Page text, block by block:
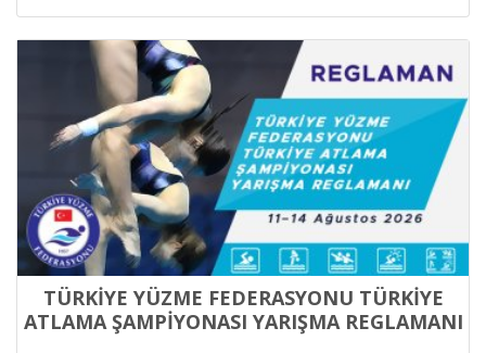
TÜRKİYE YÜZME FEDERASYONU TÜRKİYE
ATLAMA ŞAMPİYONASI YARIŞMA REGLAMANI